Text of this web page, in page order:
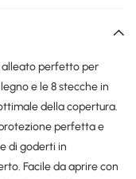
alleato perfetto per
e le 8 stecche in
della copertura.
perfetta e
di goderti in
Facile da aprire con